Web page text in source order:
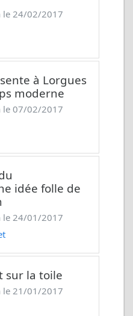
le 24/02/2017
à Lorgues
moderne
le 07/02/2017
idée folle de
le 24/01/2017
sur la toile
le 21/01/2017